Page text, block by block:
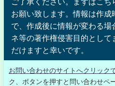
ご了承ください。まずはこ
お願い致します。情報は作
で、作成後に情報が変わる場
ネ等の著作権侵害目的として
だけますと幸いです。
お問い合わせのサイトへクリック
ク、ボタンを押すと問い合わせペ